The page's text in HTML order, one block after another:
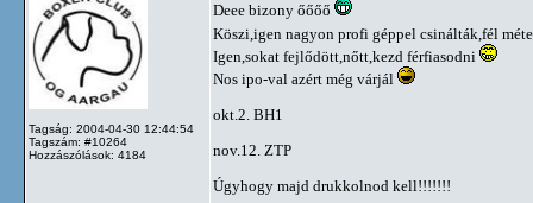
Tagság: 2004-04-30 12:44:54
Tagszám: #10264
Hozzászólások: 4184
Deee bizony őőőő
Köszi,igen nagyon profi géppel csinálták,fél
Igen,sokat fejlődött,nőtt,kezd férfiasodni
Nos ipo-val azért még várjál
okt.2. BH1
nov.12. ZTP
Úgyhogy majd drukkolnod kell!!!!!!!